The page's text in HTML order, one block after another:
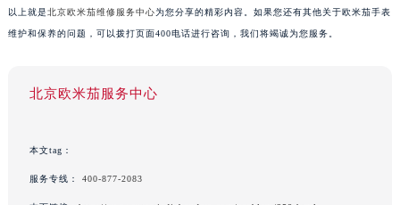
以上就是北京欧米茄维修服务中心为您分享的精彩内容。如果您还有其他关于欧米茄手表
维护和保养的问题，可以拨打页面400电话进行咨询，我们将竭诚为您服务。
北京欧米茄服务中心
本文tag：
服务专线： 400-877-2083